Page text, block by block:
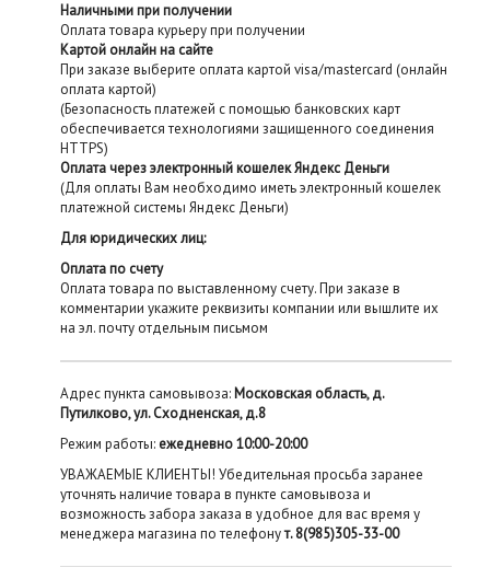
Наличными при получении
Оплата товара курьеру при получении
Картой онлайн на сайте
При заказе выберите оплата картой visa/mastercard (онлайн
оплата картой)
(Безопасность платежей с помощью банковских карт
обеспечивается технологиями защищенного соединения
HTTPS)
Оплата через электронный кошелек Яндекс Деньги
(Для оплаты Вам необходимо иметь электронный кошелек
платежной системы Яндекс Деньги)
Для юридических лиц:
Оплата по счету
Оплата товара по выставленному счету. При заказе в
комментарии укажите реквизиты компании или вышлите их
на эл. почту отдельным письмом
Адрес пункта самовывоза: Московская область, д.
Путилково, ул. Сходненская, д.8
Режим работы: ежедневно 10:00-20:00
УВАЖАЕМЫЕ КЛИЕНТЫ! Убедительная просьба заранее
уточнять наличие товара в пункте самовывоза и
возможность забора заказа в удобное для вас время у
менеджера магазина по телефонут. 8(985)305-33-00